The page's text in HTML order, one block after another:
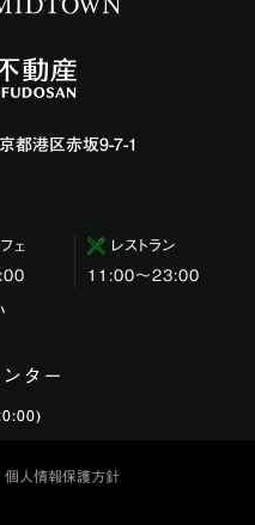
都港区赤坂9-7-1
ェ
レストラン
11:00〜23:00
ター
個人情報保護方針